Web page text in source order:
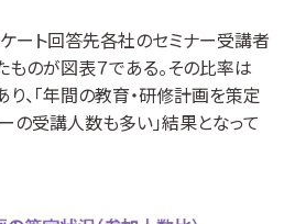
ート回答先各社のセミナー受講者
のが図表７である。その比率は
、「年間の教育・研修計画を策定
の受講人数も多い」結果となって